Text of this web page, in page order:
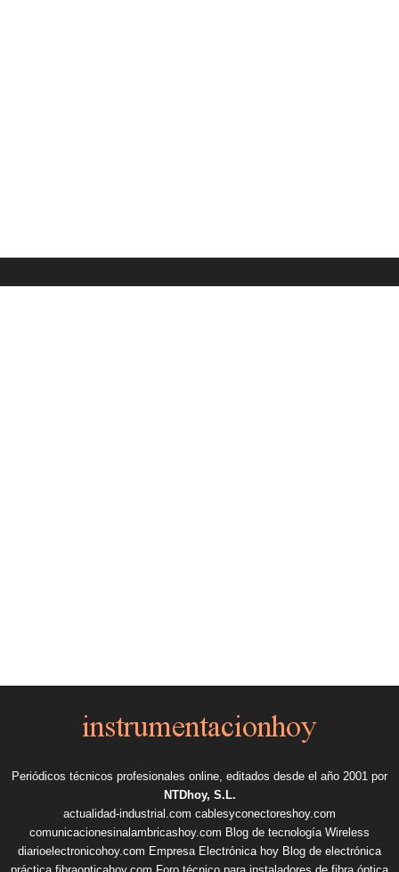
Periódicos técnicos profesionales online, editados desde el año 2001 por
NTDhoy, S.L.
actualidad-industrial.com cablesyconectoreshoy.com
comunicacionesinalambricashoy.com Blog de tecnología Wireless
diarioelectronicohoy.com Empresa Electrónica hoy Blog de electrónica